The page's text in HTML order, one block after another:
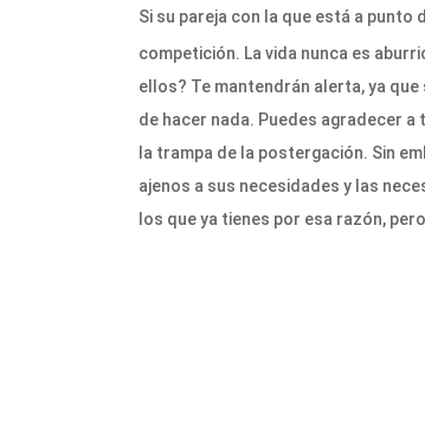
Si su pareja con la que está a punto
competición. La vida nunca es
ellos? Te mantendrán alerta, ya
de hacer nada. Puedes agradecer
la trampa de la postergación. Sin
ajenos a sus necesidades y las
los que ya tienes por esa razón,